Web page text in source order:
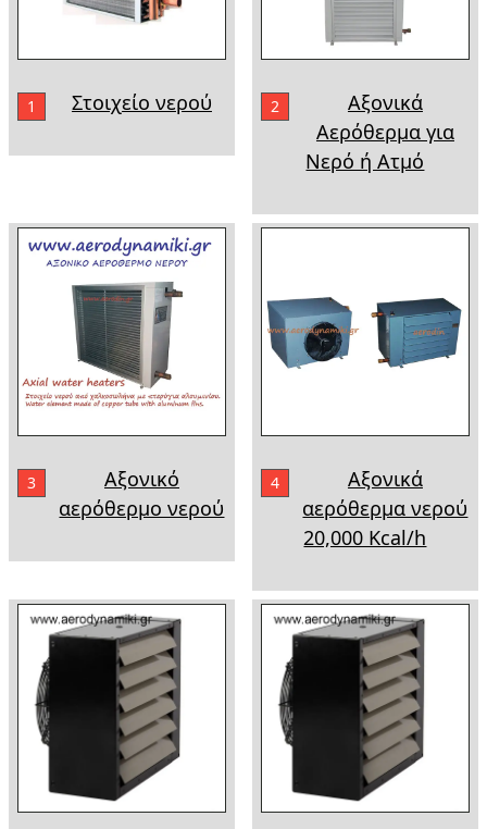
1 Στοιχείο νερού 2
Αξονικά
Αερόθερμα για
Νερό ή Ατμό
3
Αξονικό
αερόθερμο νερού
4
Αξονικά
αερόθερμα νερού
20,000 Kcal/h